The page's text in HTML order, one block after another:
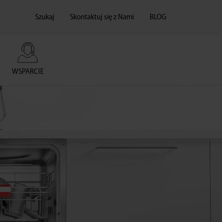
WSPARCIE
Szukaj Skontaktuj się z Nami BLOG